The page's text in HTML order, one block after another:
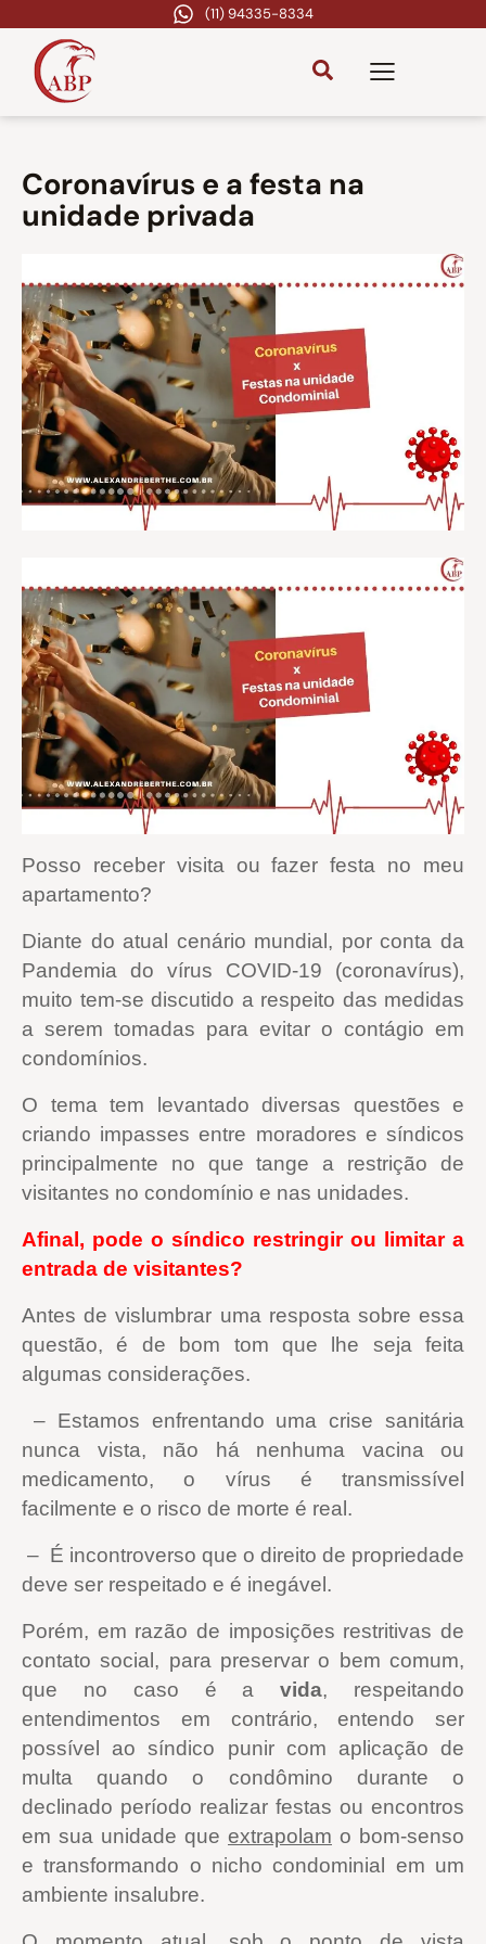
(11) 94335-8334
Coronavírus e a festa na
unidade privada
Posso receber visita ou fazer festa no meu
apartamento?
Diante do atual cenário mundial, por conta da
Pandemia do vírus COVID-19 (coronavírus),
muito tem-se discutido a respeito das medidas
a serem tomadas para evitar o contágio em
condomínios.
O tema tem levantado diversas questões e
criando impasses entre moradores e síndicos
principalmente no que tange a restrição de
visitantes no condomínio e nas unidades.
Afinal, pode o síndico restringir ou limitar a
entrada de visitantes?
Antes de vislumbrar uma resposta sobre essa
questão, é de bom tom que lhe seja feita
algumas considerações.
– Estamos enfrentando uma crise sanitária
nunca vista, não há nenhuma vacina ou
medicamento, o vírus é transmissível
facilmente e o risco de morte é real.
– É incontroverso que o direito de propriedade
deve ser respeitado e é inegável.
Porém, em razão de imposições restritivas de
contato social, para preservar o bem comum,
que no caso é avida, respeitando
entendimentos em contrário, entendo ser
possível ao síndico punir com aplicação de
multa quando o condômino durante o
declinado período realizar festas ou encontros
em sua unidade que extrapolam o bom-senso
e transformando o nicho condominial em um
ambiente insalubre.